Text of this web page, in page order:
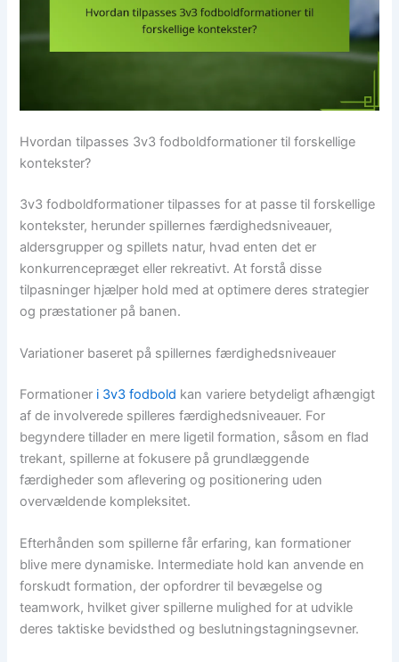
Hvordan tilpasses 3v3 fodboldformationer til forskellige
kontekster?
3v3 fodboldformationer tilpasses for at passe til forskellige
kontekster, herunder spillernes færdighedsniveauer,
aldersgrupper og spillets natur, hvad enten det er
konkurrencepræget eller rekreativt. At forstå disse
tilpasninger hjælper hold med at optimere deres strategier
og præstationer på banen.
Variationer baseret på spillernes færdighedsniveauer
Formationer i 3v3 fodbold kan variere betydeligt afhængigt
af de involverede spilleres færdighedsniveauer. For
begyndere tillader en mere ligetil formation, såsom en flad
trekant, spillerne at fokusere på grundlæggende
færdigheder som aflevering og positionering uden
overvældende kompleksitet.
Efterhånden som spillerne får erfaring, kan formationer
blive mere dynamiske. Intermediate hold kan anvende en
forskudt formation, der opfordrer til bevægelse og
teamwork, hvilket giver spillerne mulighed for at udvikle
deres taktiske bevidsthed og beslutningstagningsevner.